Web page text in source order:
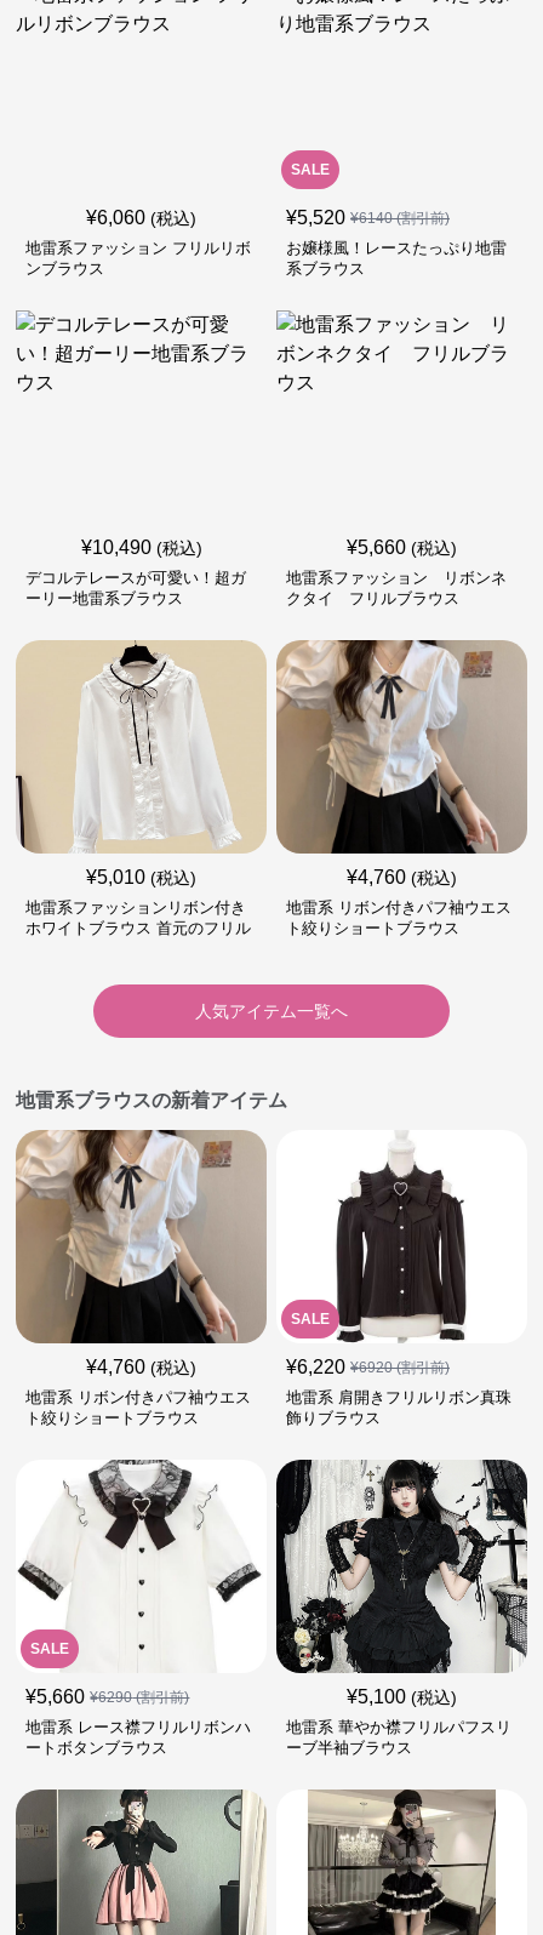
¥6,060 (税込)
地雷系ファッション フリルリボ
ンブラウス
SALE
¥5,520 ¥6140(割引前)
お嬢様風！レースたっぷり地雷
系ブラウス
¥10,490 (税込)
デコルテレースが可愛い！超ガ
ーリー地雷系ブラウス
¥5,660 (税込)
地雷系ファッション リボンネ
クタイ フリルブラウス
¥5,010 (税込)
地雷系ファッションリボン付き
ホワイトブラウス 首元のフリル
¥4,760 (税込)
地雷系 リボン付きパフ袖ウエス
ト絞りショートブラウス
人気アイテム一覧へ
地雷系ブラウスの新着アイテム
¥4,760 (税込)
地雷系 リボン付きパフ袖ウエス
ト絞りショートブラウス
SALE
¥6,220 ¥6920(割引前)
地雷系 肩開きフリルリボン真珠
飾りブラウス
SALE
¥5,660 ¥6290(割引前)
地雷系 レース襟フリルリボンハ
ートボタンブラウス
¥5,100 (税込)
地雷系 華やか襟フリルパフスリ
ーブ半袖ブラウス